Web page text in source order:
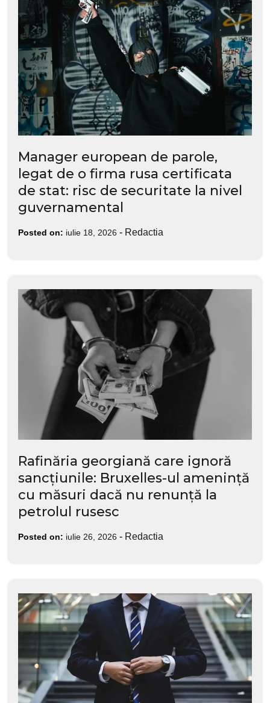
Manager european de parole,
legat de o firma rusa certificata
de stat: risc de securitate la nivel
guvernamental
Posted on: iulie 18, 2026 - Redactia
Rafinăria georgiană care ignoră
sancțiunile: Bruxelles-ul amenință
cu măsuri dacă nu renunță la
petrolul rusesc
Posted on: iulie 26, 2026 - Redactia